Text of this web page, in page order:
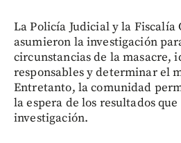
La Policía Judicial y la Fiscalía
asumieron la investigación
circunstancias de la masacre,
responsables y determinar el
Entretanto, la comunidad
la espera de los resultados
investigación.